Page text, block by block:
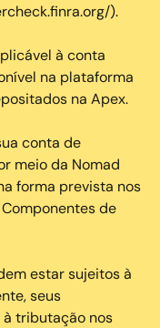
).
à conta
na plataforma
na Apex.
conta de
meio da Nomad
forma prevista nos
de
estar sujeitos à
seus
tributação nos